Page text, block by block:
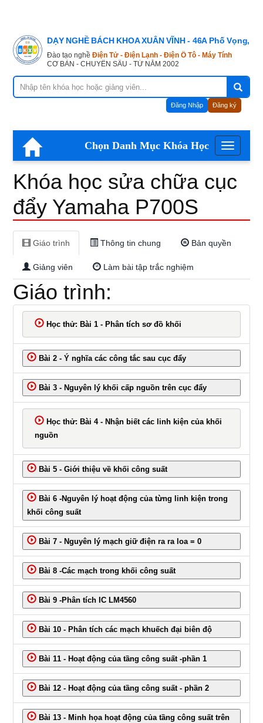
học
sửa
chữa
cục
đẩy
Yamaha
P700S
DẠY NGHỀ BÁCH KHOA XUÂN VĨNH - 46A Phố Vọng,
Đào tạo nghề Điện Tử - Điện Lạnh - Điện Ô Tô - Máy Tính
CƠ BẢN - CHUYÊN SÂU - TỪ NĂM 2002
Đăng Nhập Đăng ký
Menu
Chọn Danh Mục Khóa Học
Khóa học sửa chữa cục
đẩy Yamaha P700S
Giáo trình Thông tin chung Bản quyền
Giảng viên Làm bài tập trắc nghiệm
Giáo trình:
Học thử: Bài 1 - Phân tích sơ đồ khối
Bài 2 - Ý nghĩa các công tắc sau cục đẩy
Bài 3 - Nguyên lý khối cấp nguồn trên cục đẩy
Học thử: Bài 4 - Nhận biết các linh kiện của khối
nguồn
Bài 5 - Giới thiệu về khối công suất
Bài 6 -Nguyên lý hoạt động của từng linh kiện trong
khối công suất
Bài 7 - Nguyên lý mạch giữ điện ra ra loa = 0
Bài 8 -Các mạch trong khối công suất
Bài 9 -Phân tích IC LM4560
Bài 10 - Phân tích các mạch khuếch đại biên độ
Bài 11 - Hoạt động của tầng công suất -phần 1
Bài 12 - Hoạt động của tầng công suất - phần 2
Bài 13 - Minh họa hoạt động của tầng công suất trên